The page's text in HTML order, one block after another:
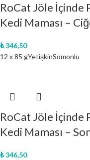
RoCat Jöle İçinde
Kedi Maması –
₺346,50
12 x 85 gYetişkinSomonlu
RoCat Jöle İçinde
Kedi Maması –
₺346,50